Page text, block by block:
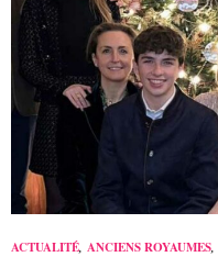
ACTUALITÉ, ANCIENS ROYAUMES,